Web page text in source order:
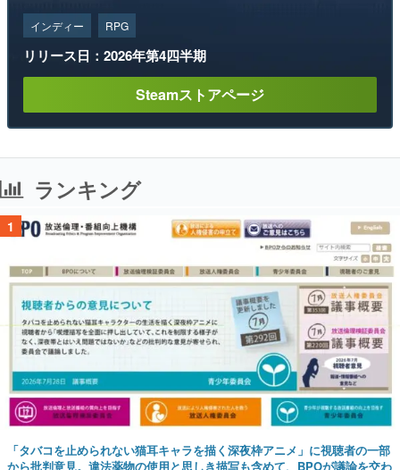
インディー RPG
リリース日：2026年第4四半期
Steamストアページ
ランキング
1
「タバコを止められない猫耳キャラを描く深夜枠アニメ」に視聴者の一部
から批判意見。違法薬物の使用と思しき描写も含めて、BPOが議論を交わ